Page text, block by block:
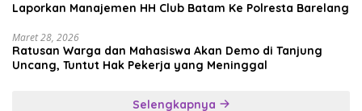
Laporkan Manajemen HH Club Batam Ke Polresta Barelang
Maret 28, 2026
Ratusan Warga dan Mahasiswa Akan Demo di Tanjung
Uncang, Tuntut Hak Pekerja yang Meninggal
Selengkapnya